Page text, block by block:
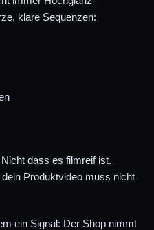
klare Sequenzen:
dass es filmreif ist.
Produktvideo muss nicht
ein Signal: Der Shop nimmt